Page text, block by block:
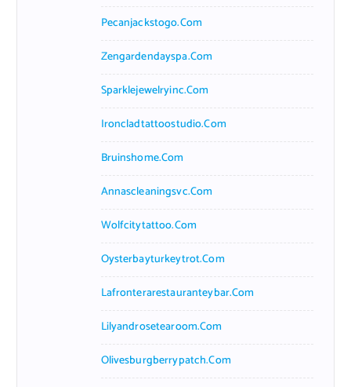
Pecanjackstogo.com
Zengardendayspa.com
Sparklejewelryinc.com
Ironcladtattoostudio.com
Bruinshome.com
Annascleaningsvc.com
Wolfcitytattoo.com
Oysterbayturkeytrot.com
Lafronterarestauranteybar.com
Lilyandrosetearoom.com
Olivesburgberrypatch.com